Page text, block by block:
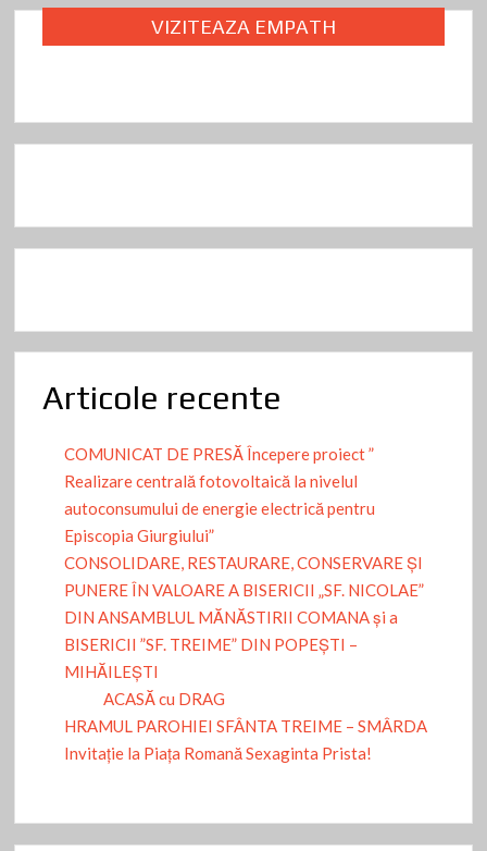
k
VIZITEAZA EMPATH
Articole recente
COMUNICAT DE PRESĂ Începere proiect ”
Realizare centrală fotovoltaică la nivelul
autoconsumului de energie electrică pentru
Episcopia Giurgiului”
CONSOLIDARE, RESTAURARE, CONSERVARE ȘI
PUNERE ÎN VALOARE A BISERICII „SF. NICOLAE”
DIN ANSAMBLUL MĂNĂSTIRII COMANA și a
BISERICII ”SF. TREIME” DIN POPEȘTI –
MIHĂILEȘTI
ACASĂ cu DRAG
HRAMUL PAROHIEI SFÂNTA TREIME – SMÂRDA
Invitație la Piața Romană Sexaginta Prista!